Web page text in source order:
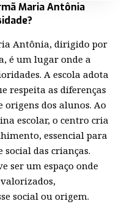
Maria Antônia
Antônia, dirigido por
é um lugar onde a
A escola adota
respeita as diferenças
origens dos alunos. Ao
escolar, o centro cria
essencial para
das crianças.
ser um espaço onde
social ou origem.